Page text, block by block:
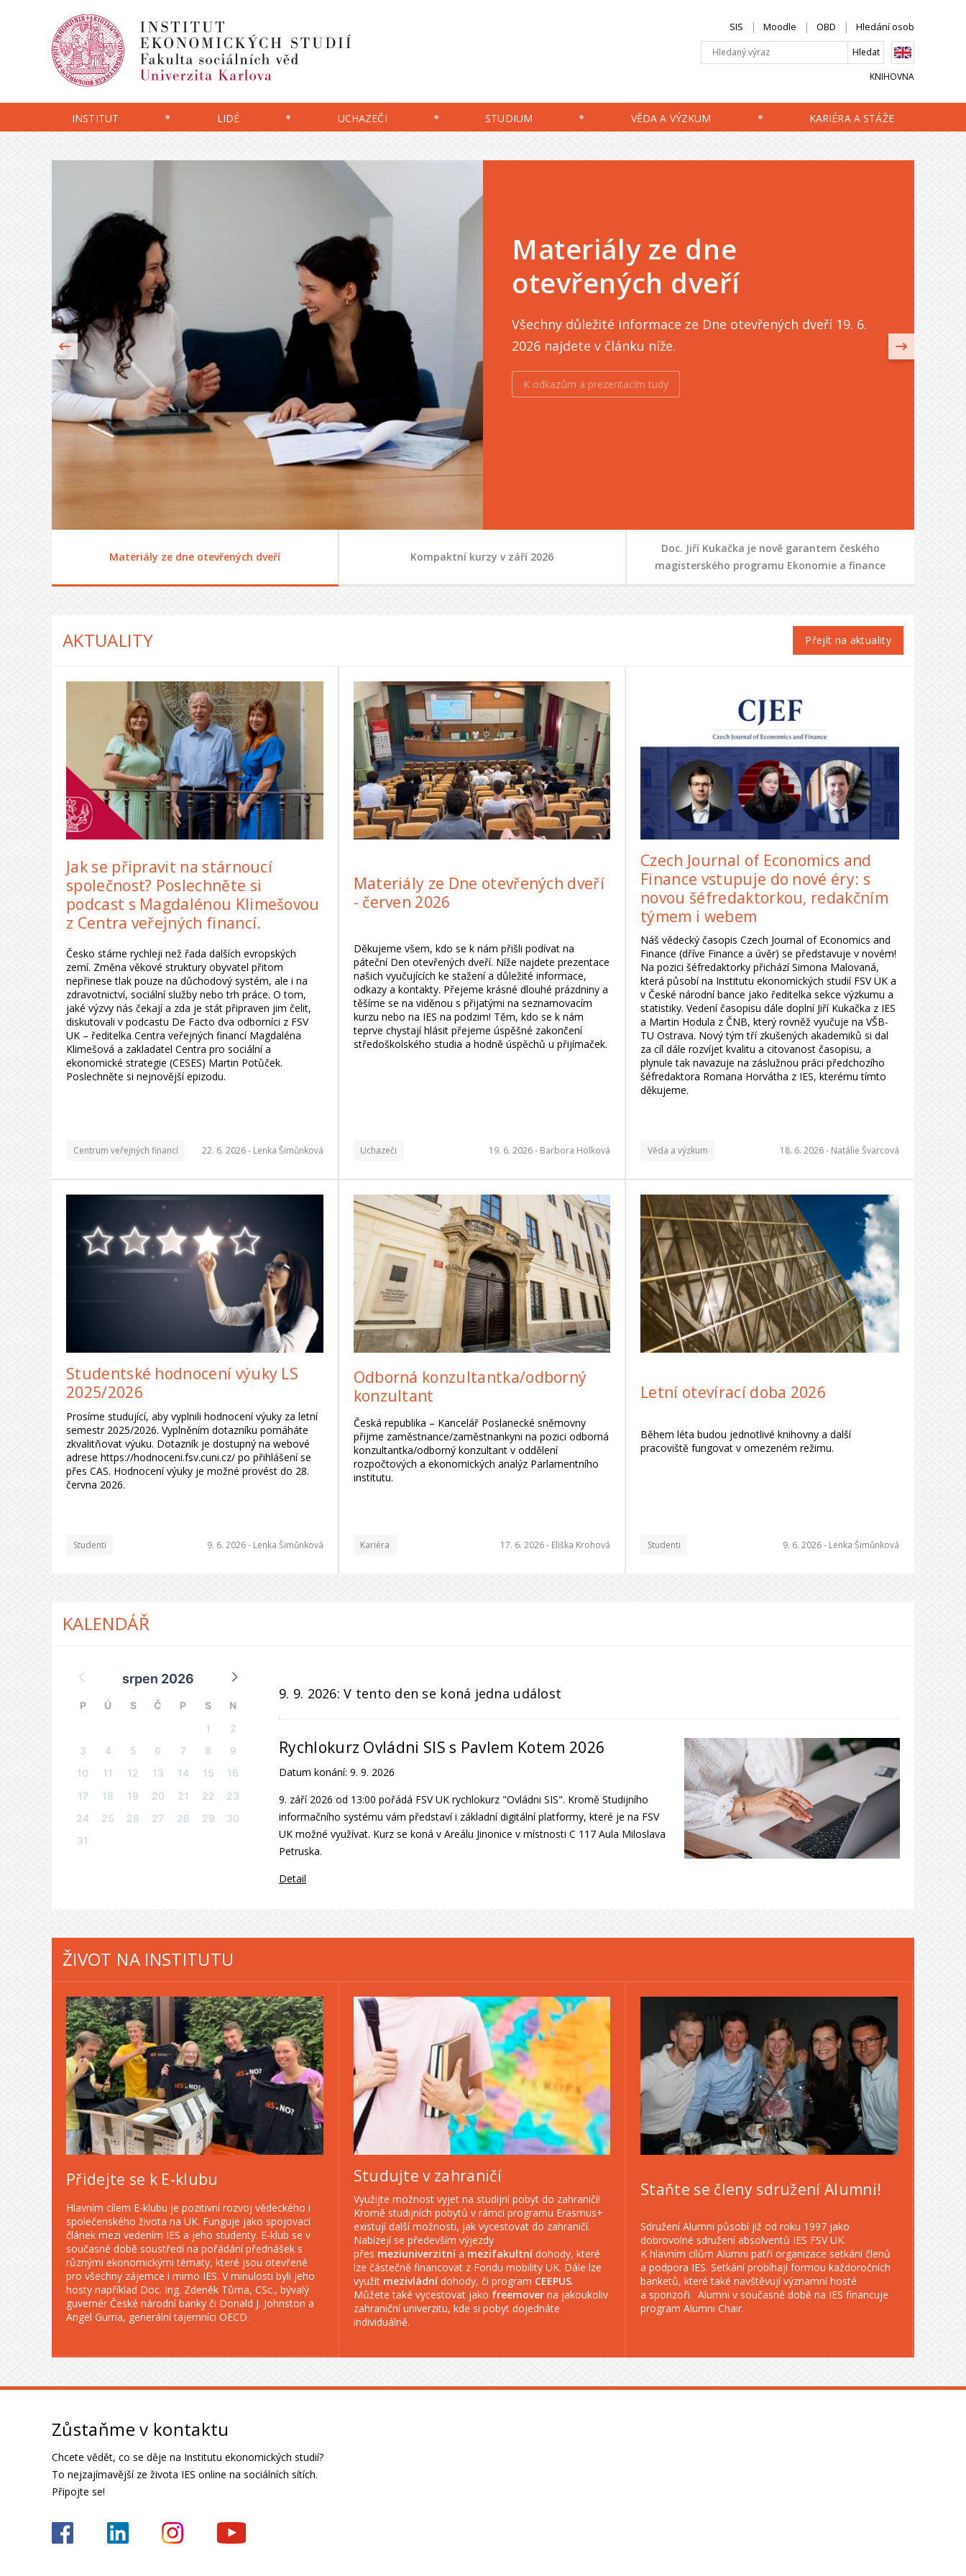
SIS Moodle OBD Hledání osob
KNIHOVNA
INSTITUT LIDÉ UCHAZEČI STUDIUM VĚDA A VÝZKUM KARIÉRA A STÁŽE
Materiály ze dne
otevřených dveří
Všechny důležité informace ze Dne otevřených dveří 19. 6.
2026 najdete v článku níže.
K odkazům a prezentacím tudy
Materiály ze dne otevřených dveří Kompaktní kurzy v září 2026
Doc. Jiří Kukačka je nově garantem českého
magisterského programu Ekonomie a finance
AKTUALITY Přejít na aktuality
Jak se připravit na stárnoucí
společnost? Poslechněte si
podcast s Magdalénou Klimešovou
z Centra veřejných financí.
Česko stárne rychleji než řada dalších evropských
zemí. Změna věkové struktury obyvatel přitom
nepřinese tlak pouze na důchodový systém, ale i na
zdravotnictví, sociální služby nebo trh práce. O tom,
jaké výzvy nás čekají a zda je stát připraven jim čelit,
diskutovali v podcastu De Facto dva odborníci z FSV
UK – ředitelka Centra veřejných financí Magdaléna
Klimešová a zakladatel Centra pro sociální a
ekonomické strategie (CESES) Martin Potůček.
Poslechněte si nejnovější epizodu.
Centrum veřejných financí 22. 6. 2026 - Lenka Šimůnková
Materiály ze Dne otevřených dveří
- červen 2026
Děkujeme všem, kdo se k nám přišli podívat na
páteční Den otevřených dveří. Níže najdete prezentace
našich vyučujících ke stažení a důležité informace,
odkazy a kontakty. Přejeme krásné dlouhé prázdniny a
těšíme se na viděnou s přijatými na seznamovacím
kurzu nebo na IES na podzim! Těm, kdo se k nám
teprve chystají hlásit přejeme úspěšné zakončení
středoškolského studia a hodně úspěchů u přijímaček.
Uchazeči 19. 6. 2026 - Barbora Holková
Czech Journal of Economics and
Finance vstupuje do nové éry: s
novou šéfredaktorkou, redakčním
týmem i webem
Náš vědecký časopis Czech Journal of Economics and
Finance (dříve Finance a úvěr) se představuje v novém!
Na pozici šéfredaktorky přichází Simona Malovaná,
která působí na Institutu ekonomických studií FSV UK a
v České národní bance jako ředitelka sekce výzkumu a
statistiky. Vedení časopisu dále doplní Jiří Kukačka z IES
a Martin Hodula z ČNB, který rovněž vyučuje na VŠB-
TU Ostrava. Nový tým tří zkušených akademiků si dal
za cíl dále rozvíjet kvalitu a citovanost časopisu, a
plynule tak navazuje na záslužnou práci předchozího
šéfredaktora Romana Horvátha z IES, kterému tímto
děkujeme.
Věda a výzkum 18. 6. 2026 - Natálie Švarcová
Studentské hodnocení výuky LS
2025/2026
Prosíme studující, aby vyplnili hodnocení výuky za letní
semestr 2025/2026. Vyplněním dotazníku pomáháte
zkvalitňovat výuku. Dotazník je dostupný na webové
adrese https://hodnoceni.fsv.cuni.cz/ po přihlášení se
přes CAS. Hodnocení výuky je možné provést do 28.
června 2026.
Studenti 9. 6. 2026 - Lenka Šimůnková
Odborná konzultantka/odborný
konzultant
Česká republika – Kancelář Poslanecké sněmovny
přijme zaměstnance/zaměstnankyni na pozici odborná
konzultantka/odborný konzultant v oddělení
rozpočtových a ekonomických analýz Parlamentního
institutu.
Kariéra 17. 6. 2026 - Eliška Krohová
Letní otevírací doba 2026
Během léta budou jednotlivé knihovny a další
pracoviště fungovat v omezeném režimu.
Studenti 9. 6. 2026 - Lenka Šimůnková
KALENDÁŘ
srpen 2026
P Ú S Č P S
N
1
2
3
4 5 6 7 8
9
10
11 12 13 14 15
16
17
18 19 20 21 22
23
24
25 26 27 28 29
30
31
9. 9. 2026: V tento den se koná jedna událost
Rychlokurz Ovládni SIS s Pavlem Kotem 2026
Datum konání: 9. 9. 2026
9. září 2026 od 13:00 pořádá FSV UK rychlokurz "Ovládni SIS". Kromě Studijního
informačního systému vám představí i základní digitální platformy, které je na FSV
UK možné využívat. Kurz se koná v Areálu Jinonice v místnosti C 117 Aula Miloslava
Petruska.
Detail
ŽIVOT NA INSTITUTU
Přidejte se k E-klubu
Hlavním cílem E-klubu je pozitivní rozvoj vědeckého i
společenského života na UK. Funguje jako spojovací
článek mezi vedením IES a jeho studenty. E-klub se v
současné době soustředí na pořádání přednášek s
různými ekonomickými tématy, které jsou otevřené
pro všechny zájemce i mimo IES. V minulosti byli jeho
hosty například Doc. Ing. Zdeněk Tůma, CSc., bývalý
guvernér České národní banky či Donald J. Johnston a
Angel Gurria, generální tajemníci OECD.
Studujte v zahraničí
Využijte možnost vyjet na studijní pobyt do zahraničí!
Kromě studijních pobytů v rámci programu Erasmus+
existují další možnosti, jak vycestovat do zahraničí.
Nabízejí se především výjezdy
přes meziuniverzitní a mezifakultní dohody, které
lze částečně financovat z Fondu mobility UK. Dále lze
využít mezivládní dohody, či program CEEPUS.
Můžete také vycestovat jako freemover na jakoukoliv
zahraniční univerzitu, kde si pobyt dojednáte
individuálně.
Staňte se členy sdružení Alumni!
Sdružení Alumni působí již od roku 1997 jako
dobrovolné sdružení absolventů IES FSV UK.
K hlavním cílům Alumni patří organizace setkání členů
a podpora IES. Setkání probíhají formou každoročních
banketů, které také navštěvují významní hosté
a sponzoři. Alumni v současné době na IES financuje
program Alumni Chair.
Zůstaňme v kontaktu
Chcete vědět, co se děje na Institutu ekonomických studií?
To nejzajímavější ze života IES online na sociálních sítích.
Připojte se!